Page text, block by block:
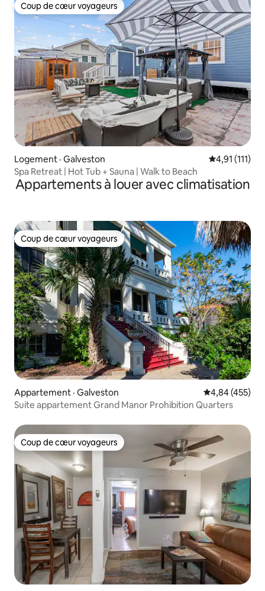
Coup de cœur voyageurs
Coup de cœur voyageurs
Logement · Galveston Note
4,91 (111)
Spa Retreat | Hot Tub + Sauna | Walk to Beach
Appartements à louer avec climatisation
Coup de cœur voyageurs
Coup de cœur voyageurs
Appartement · Galveston Note
4,84 (455)
Suite appartement Grand Manor Prohibition Quarters
Coup de cœur voyageurs
Coup de cœur voyageurs